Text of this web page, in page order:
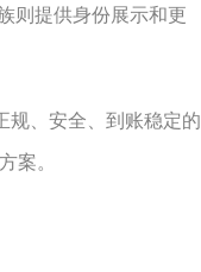
则提供身份展示和更
规、安全、到账稳定的
案。